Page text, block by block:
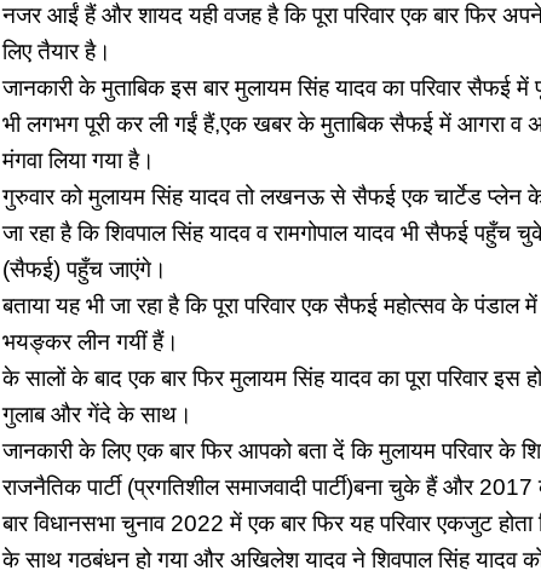
नजर आईं हैं और शायद यही वजह है कि पूरा परिवार एक बार फिर
लिए तैयार है।
जानकारी के मुताबिक इस बार मुलायम सिंह यादव का परिवार सैफई
भी लगभग पूरी कर ली गईं हैं,एक खबर के मुताबिक सैफई में आगरा व
मंगवा लिया गया है।
गुरुवार को मुलायम सिंह यादव तो लखनऊ से सैफई एक चार्टेड प्लेन के
जा रहा है कि शिवपाल सिंह यादव व रामगोपाल यादव भी सैफई
(सैफई) पहुँच जाएंगे।
बताया यह भी जा रहा है कि पूरा परिवार एक सैफई महोत्सव के पंडाल
भयङ्कर लीन गयीं हैं।
के सालों के बाद एक बार फिर मुलायम सिंह यादव का पूरा परिवार इस
गुलाब और गेंदे के साथ।
जानकारी के लिए एक बार फिर आपको बता दें कि मुलायम परिवार के
राजनैतिक पार्टी (प्रगतिशील समाजवादी पार्टी)बना चुके हैं और
बार विधानसभा चुनाव 2022 में एक बार फिर यह परिवार एकजुट
के साथ गठबंधन हो गया और अखिलेश यादव ने शिवपाल सिंह यादव को